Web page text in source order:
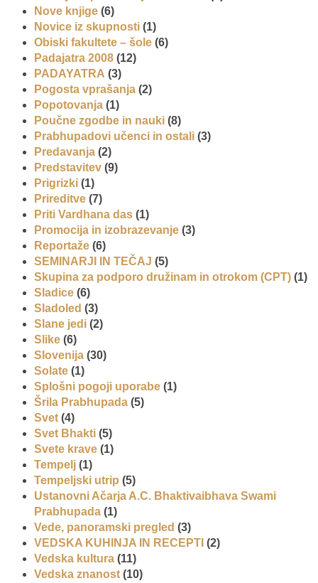
Nove knjige (6)
Novice iz skupnosti (1)
Obiski fakultete – šole (6)
Padajatra 2008 (12)
PADAYATRA (3)
Pogosta vprašanja (2)
Popotovanja (1)
Poučne zgodbe in nauki (8)
Prabhupadovi učenci in ostali (3)
Predavanja (2)
Predstavitev (9)
Prigrizki (1)
Prireditve (7)
Priti Vardhana das (1)
Promocija in izobrazevanje (3)
Reportaže (6)
SEMINARJI IN TEČAJ (5)
Skupina za podporo družinam in otrokom (CPT) (1)
Sladice (6)
Sladoled (3)
Slane jedi (2)
Slike (6)
Slovenija (30)
Solate (1)
Splošni pogoji uporabe (1)
Šrila Prabhupada (5)
Svet (4)
Svet Bhakti (5)
Svete krave (1)
Tempelj (1)
Tempeljski utrip (5)
Ustanovni Ačarja A.C. Bhaktivaibhava Swami
Prabhupada (1)
Vede, panoramski pregled (3)
VEDSKA KUHINJA IN RECEPTI (2)
Vedska kultura (11)
Vedska znanost (10)